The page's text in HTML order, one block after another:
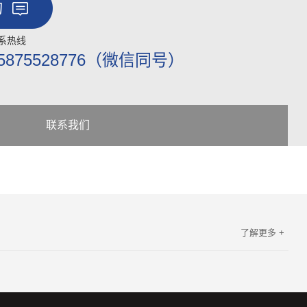
热线
（微信同号）
联系我们
了解更多 +